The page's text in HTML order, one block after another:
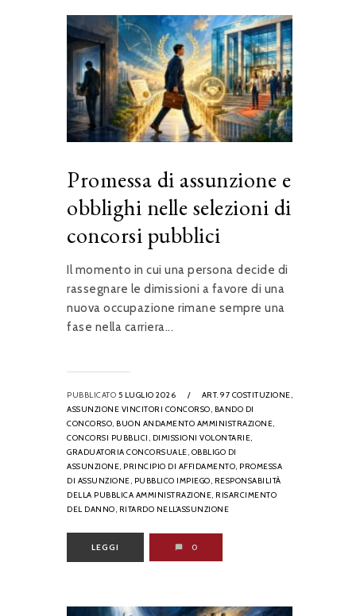
Promessa di assunzione e
obblighi nelle selezioni di
concorsi pubblici
Il momento in cui una persona decide di
rassegnare le dimissioni a favore di una
nuova occupazione rimane sempre una
fase nella carriera...
PUBBLICATO 5 LUGLIO 2026 /
ART. 97 COSTITUZIONE,
ASSUNZIONE VINCITORI CONCORSO, BANDO DI
CONCORSO, BUON ANDAMENTO AMMINISTRAZIONE,
CONCORSI PUBBLICI, DIMISSIONI VOLONTARIE,
GRADUATORIA CONCORSUALE, OBBLIGO DI
ASSUNZIONE, PRINCIPIO DI AFFIDAMENTO, PROMESSA
DI ASSUNZIONE, PUBBLICO IMPIEGO, RESPONSABILITÀ
DELLA PUBBLICA AMMINISTRAZIONE, RISARCIMENTO
DEL DANNO, RITARDO NELL’ASSUNZIONE
LEGGI 0